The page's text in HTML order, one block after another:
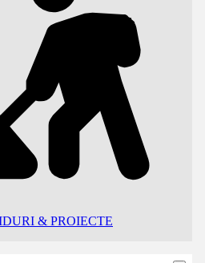
& PROIECTE